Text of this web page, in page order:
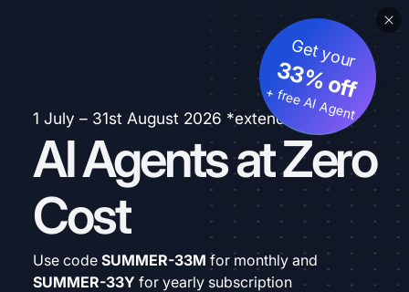
1 July – 31st August 2026 *extended
AI Agents at Zero
Cost
Get your
33% off
+ free AI Agent
Use code SUMMER-33M for monthly and
SUMMER-33Y for yearly subscription